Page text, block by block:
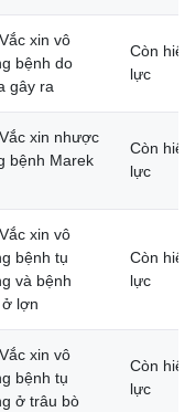
xin vô
bệnh do
gây ra
Còn
lực
xin nhược
bệnh Marek
Còn
lực
xin vô
bệnh tụ
và bệnh
lợn
Còn
lực
xin vô
bệnh tụ
ở trâu bò
Còn
lực